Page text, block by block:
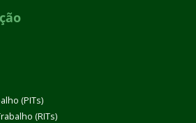
(PITs)
(RITs)